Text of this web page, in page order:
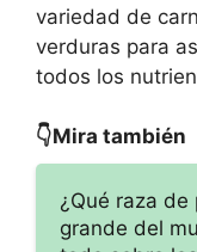
variedad de
verduras para
todos los
👇Mira también
¿Qué raza de
grande del